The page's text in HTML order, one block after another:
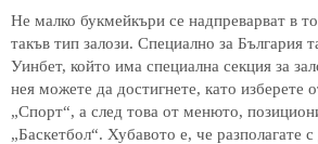
Не малко букмейкъри се надпреварват в
такъв тип залози. Специално за България
Уинбет, който има специална секция за
нея можете да достигнете, като изберете
„Спорт“, а след това от менюто,
„Баскетбол“. Хубавото е, че разполагате